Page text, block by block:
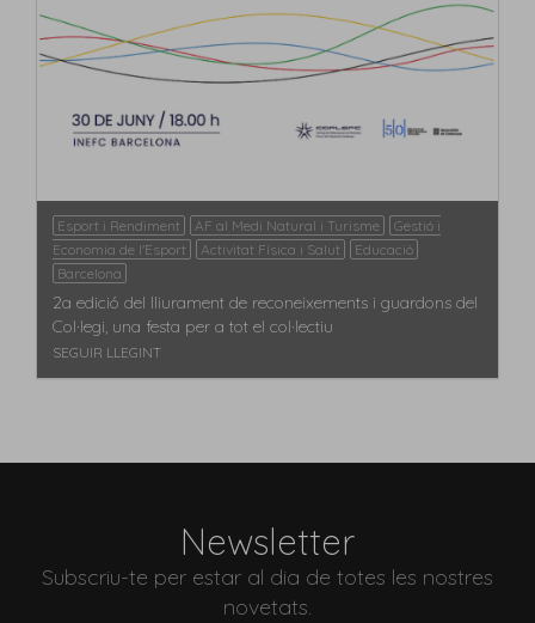
Esport i Rendiment AF al Medi Natural i Turisme
Gestió i
Economia de l'Esport
Activitat Física i Salut
Educació
Barcelona
2a edició del lliurament de reconeixements i guardons del
Col·legi, una festa per a tot el col·lectiu
SEGUIR LLEGINT
Newsletter
Subscriu-te per estar al dia de totes les nostres
novetats.